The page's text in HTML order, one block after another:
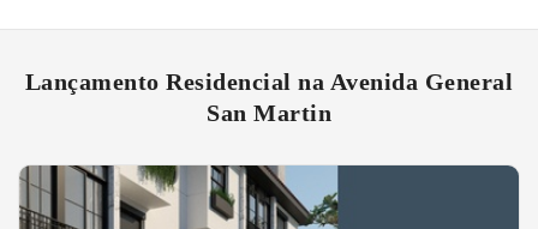
Lançamento Residencial na Avenida General
San Martin